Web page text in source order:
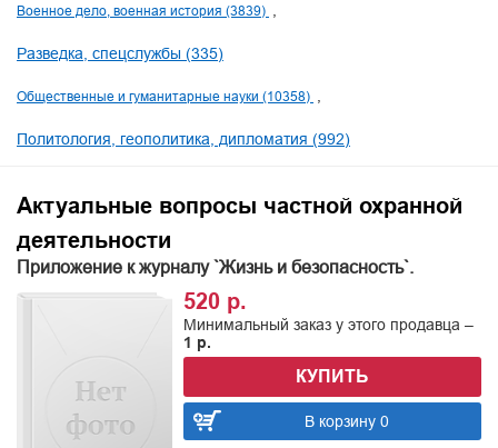
Военное дело, военная история (3839)
Разведка, спецслужбы (335)
Общественные и гуманитарные науки (10358)
Политология, геополитика, дипломатия (992)
Актуальные вопросы частной охранной
деятельности
Приложение к журналу `Жизнь и безопасность`.
520 р.
Минимальный заказ у этого продавца –
1 р.
КУПИТЬ
В корзину 0